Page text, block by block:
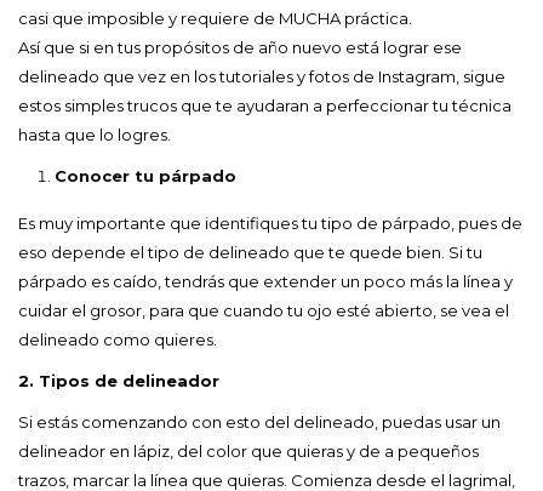
casi que imposible y requiere de MUCHA práctica.
Así que si en tus propósitos de año nuevo está lograr ese
delineado que vez en los tutoriales y fotos de Instagram, sigue
estos simples trucos que te ayudaran a perfeccionar tu técnica
hasta que lo logres.
Conocer tu párpado
Es muy importante que identifiques tu tipo de párpado, pues de
eso depende el tipo de delineado que te quede bien. Si tu
párpado es caído, tendrás que extender un poco más la línea y
cuidar el grosor, para que cuando tu ojo esté abierto, se vea el
delineado como quieres.
2. Tipos de delineador
Si estás comenzando con esto del delineado, puedas usar un
delineador en lápiz, del color que quieras y de a pequeños
trazos, marcar la línea que quieras. Comienza desde el lagrimal,